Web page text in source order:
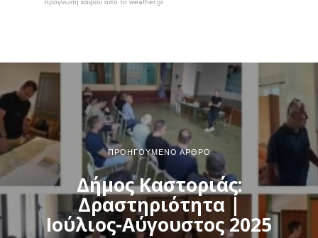
πρόγνωση καιρού από το weather.gr
ΠΡΟΗΓΟΎΜΕΝΟ ΆΡΘΡΟ
Δήμος Καστοριάς:
Δραστηριότητα |
Ιούλιος-Αύγουστος 2025